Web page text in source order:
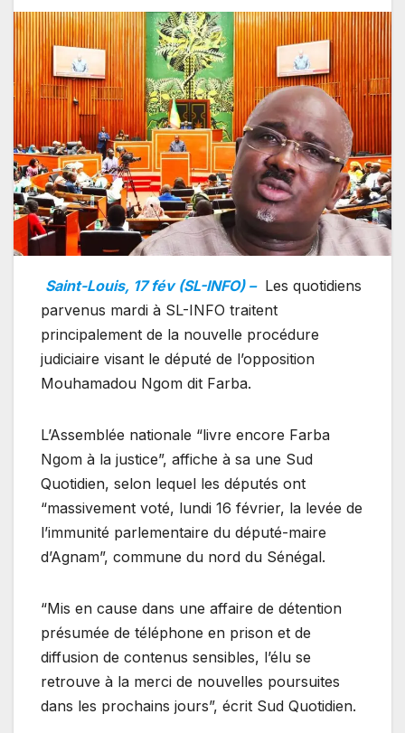
Saint-Louis, 17 fév (SL-INFO) – Les quotidiens
parvenus mardi à SL-INFO traitent
principalement de la nouvelle procédure
judiciaire visant le député de l’opposition
Mouhamadou Ngom dit Farba.
L’Assemblée nationale “livre encore Farba
Ngom à la justice”, affiche à sa une Sud
Quotidien, selon lequel les députés ont
“massivement voté, lundi 16 février, la levée de
l’immunité parlementaire du député-maire
d’Agnam”, commune du nord du Sénégal.
“Mis en cause dans une affaire de détention
présumée de téléphone en prison et de
diffusion de contenus sensibles, l’élu se
retrouve à la merci de nouvelles poursuites
dans les prochains jours”, écrit Sud Quotidien.